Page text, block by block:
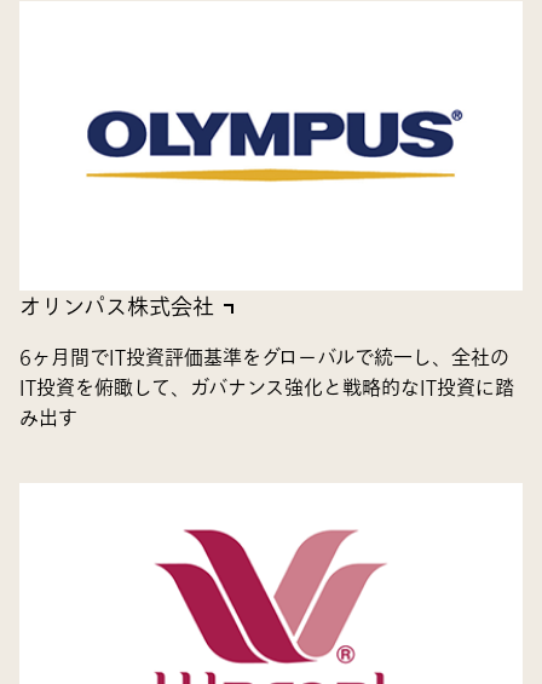
オリンパス株式会社
6ヶ月間でIT投資評価基準をグローバルで統一し、全社の
IT投資を俯瞰して、ガバナンス強化と戦略的なIT投資に踏
み出す